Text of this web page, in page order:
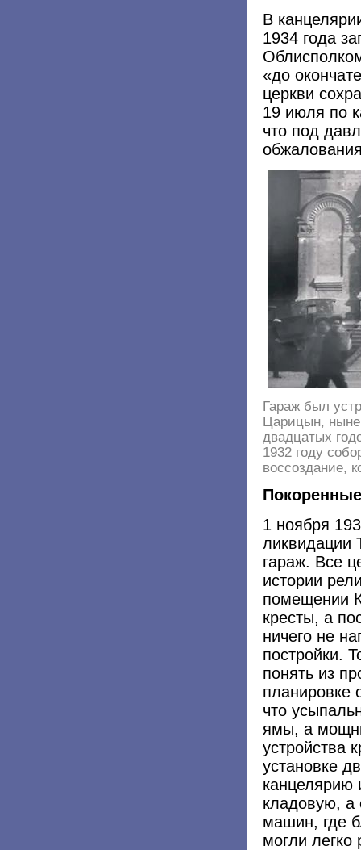
В
1934 года
«до
церкви
19 июля по
что под
Гараж был
Царицын, ныне
двадцатых
1932 году
воссоздание,
1 ноября
ликвидации
гараж. Все
истории
помещении
кресты, а
ничего не
постройки.
понять из
планировке
что
ямы, а
устройства
установке
канцелярию
кладовую, а
машин, где
могли легко